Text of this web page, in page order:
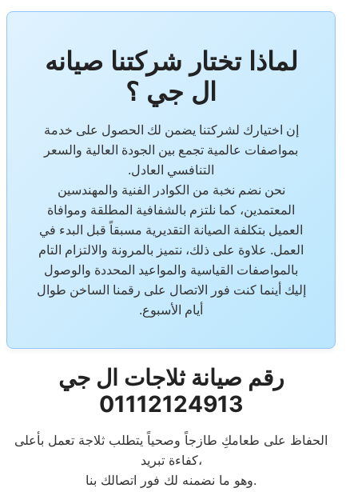
لماذا تختار شركتنا صيانه
ال جي ؟
إن اختيارك لشركتنا يضمن لك الحصول على خدمة
بمواصفات عالمية تجمع بين الجودة العالية والسعر
التنافسي العادل.
نحن نضم نخبة من الكوادر الفنية والمهندسين
المعتمدين، كما نلتزم بالشفافية المطلقة وموافاة
العميل بتكلفة الصيانة التقديرية مسبقاً قبل البدء في
العمل. علاوة على ذلك، نتميز بالمرونة والالتزام التام
بالمواصفات القياسية والمواعيد المحددة والوصول
إليك أينما كنت فور الاتصال على رقمنا الساخن طوال
أيام الأسبوع.
رقم صيانة ثلاجات ال جي
01112124913
الحفاظ على طعامكِ طازجاً وصحياً يتطلب ثلاجة تعمل بأعلى
كفاءة تبريد،
وهو ما نضمنه لك فور اتصالك بنا.